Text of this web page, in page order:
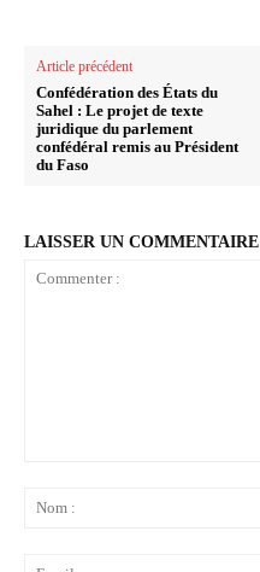
Article précédent
Confédération des États du
Sahel : Le projet de texte
juridique du parlement
confédéral remis au Président
du Faso
LAISSER UN COMMENTAIRE